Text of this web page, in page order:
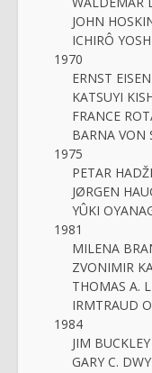
JOHN
ICHIRÔ
1970
ERNST
KATSUYI
FRANCE
BARNA VON
1975
PETAR
JØRGEN
YÛKI
1981
MILENA
ZVONIMIR
THOMAS A.
IRMTRAUD
1984
JIM BUCKLEY
GARY C.